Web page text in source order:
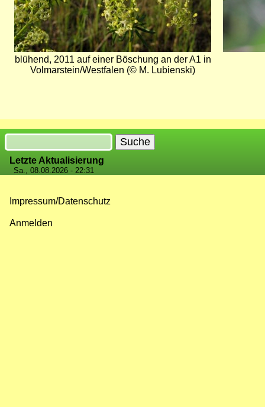
blühend, 2011 auf einer Böschung an der A1 in
Volmarstein/Westfalen (© M. Lubienski)
Suche
Letzte Aktualisierung
Sa., 08.08.2026 - 22:31
Impressum/Datenschutz
Anmelden